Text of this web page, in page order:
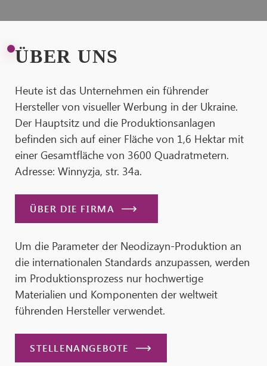
ÜBER UNS
Heute ist das Unternehmen ein führender
Hersteller von visueller Werbung in der Ukraine.
Der Hauptsitz und die Produktionsanlagen
befinden sich auf einer Fläche von 1,6 Hektar mit
einer Gesamtfläche von 3600 Quadratmetern.
Adresse: Winnyzja, str. 34a.
ÜBER DIE FIRMA
Um die Parameter der Neodizayn-Produktion an
die internationalen Standards anzupassen, werden
im Produktionsprozess nur hochwertige
Materialien und Komponenten der weltweit
führenden Hersteller verwendet.
STELLENANGEBOTE